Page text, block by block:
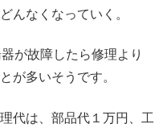
んなくなっていく。
が故障したら修理より
が多いそうです。
代は、部品代１万円、工